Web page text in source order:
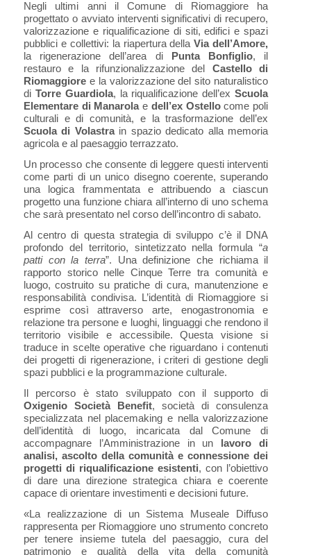
Negli ultimi anni il Comune di Riomaggiore ha
progettato o avviato interventi significativi di recupero,
valorizzazione e riqualificazione di siti, edifici e spazi
pubblici e collettivi: la riapertura dellaVia dell’Amore,
la rigenerazione dell’area di
Punta Bonfiglio, il
restauro e la rifunzionalizzazione del Castello di
Riomaggiore e la valorizzazione del sito naturalistico
di Torre Guardiola, la riqualificazione dell’exScuola
Elementare di Manarolae dell’ex Ostellocome poli
culturali e di comunità, e la trasformazione dell’ex
Scuola di Volastra in spazio dedicato alla memoria
agricola e al paesaggio terrazzato.
Un processo che consente di leggere questi interventi
come parti di un unico disegno coerente, superando
una logica frammentata e attribuendo a ciascun
progetto una funzione chiara all’interno di uno schema
che sarà presentato nel corso dell’incontro di sabato.
Al centro di questa strategia di sviluppo c’è il DNA
profondo del territorio, sintetizzato nella formula “a
patti con la terra”. Una definizione che richiama il
rapporto storico nelle Cinque Terre tra comunità e
luogo, costruito su pratiche di cura, manutenzione e
responsabilità condivisa. L’identità di Riomaggiore si
esprime così attraverso arte, enogastronomia e
relazione tra persone e luoghi, linguaggi che rendono il
territorio visibile e accessibile. Questa visione si
traduce in scelte operative che riguardano i contenuti
dei progetti di rigenerazione, i criteri di gestione degli
spazi pubblici e la programmazione culturale.
Il percorso è stato sviluppato con il supporto di
Oxigenio Società Benefit, società di consulenza
specializzata nel placemaking e nella valorizzazione
dell’identità di luogo, incaricata dal Comune di
accompagnare l’Amministrazione in un
lavoro di
analisi, ascolto della comunità e connessione dei
progetti di riqualificazione esistenti, con l’obiettivo
di dare una direzione strategica chiara e coerente
capace di orientare investimenti e decisioni future.
«La realizzazione di un Sistema Museale Diffuso
rappresenta per Riomaggiore uno strumento concreto
per tenere insieme tutela del paesaggio, cura del
patrimonio e qualità della vita della comunità